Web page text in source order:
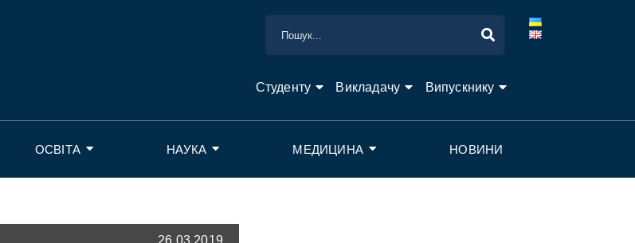
Студенту Викладачу Випускнику
ОСВІТА НАУКА МЕДИЦИНА НОВИНИ
26.03.2019